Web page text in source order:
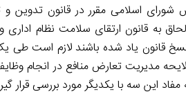
اسلامی مقرر در قانون تدوین و
یا الحاق به قانون ارتقای سلامت نظام
نسخ قانون یاد شده باشند لازم است
مدیریت تعارض منافع در انجام وظایف
این سه با یکدیگر مورد بررسی قرار